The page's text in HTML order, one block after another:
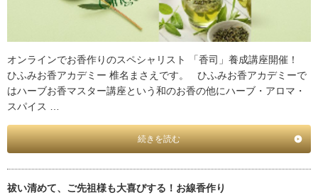
オンラインでお香作りのスペシャリスト 「香司」養成講座開催！
ひふみお香アカデミー 椎名まさえです。 ひふみお香アカデミーで
はハーブお香マスター講座という和のお香の他にハーブ・アロマ・
スパイス …
続きを読む
祓い清めて、ご先祖様も大喜びする！お線香作り